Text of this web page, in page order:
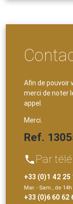
Afin de pouvoir
merci de noter
appel.
Merci.
Ref.
phone Par
+33 (0)1 42 25
Mar. - Sam., de
+33 (0)6 60 62